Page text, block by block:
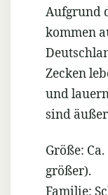
Aufgrund
kommen
Zecken
und
sind
Größe:
größer).
Familie: